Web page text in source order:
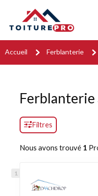
Accueil Ferblanterie
Filtres
Nous avons trouvé 1